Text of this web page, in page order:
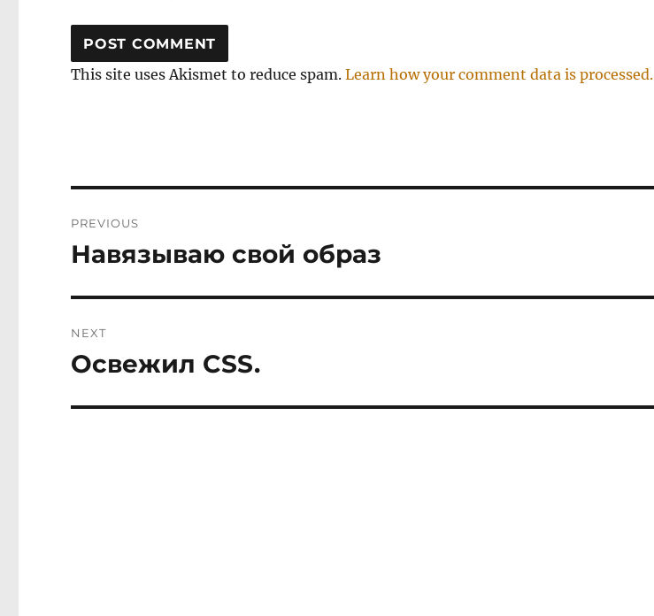
This site uses Akismet to reduce spam.Learn how your comment data is processed.
navigation
PREVIOUS
Previous
Навязываю свой образ
NEXT
Next
Освежил CSS.